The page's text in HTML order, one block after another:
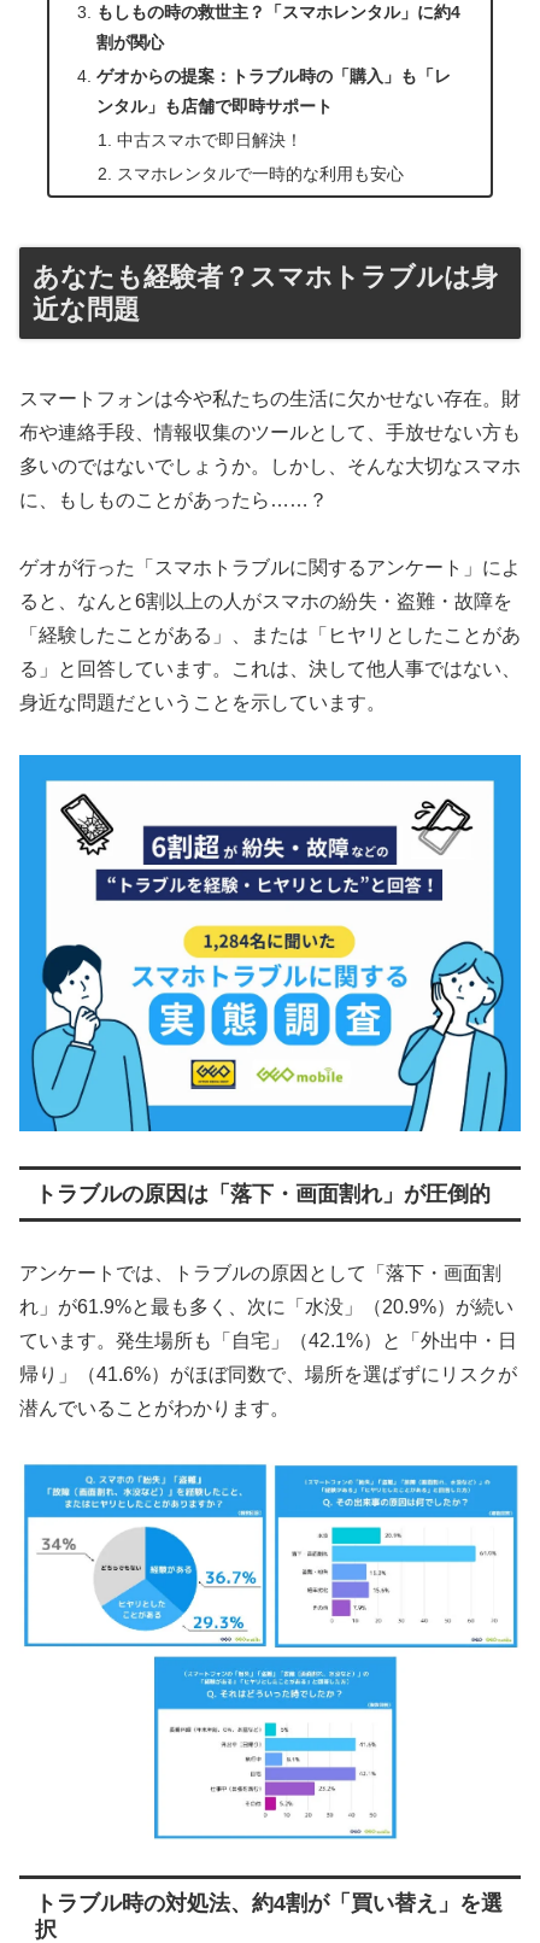
もしもの時の救世主？「スマホレンタル」に約4
割が関心
ゲオからの提案：トラブル時の「購入」も「レ
ンタル」も店舗で即時サポート
中古スマホで即日解決！
スマホレンタルで一時的な利用も安心
あなたも経験者？スマホトラブルは身
近な問題
スマートフォンは今や私たちの生活に欠かせない存在。財
布や連絡手段、情報収集のツールとして、手放せない方も
多いのではないでしょうか。しかし、そんな大切なスマホ
に、もしものことがあったら……？
ゲオが行った「スマホトラブルに関するアンケート」によ
ると、なんと6割以上の人がスマホの紛失・盗難・故障を
「経験したことがある」、または「ヒヤリとしたことがあ
る」と回答しています。これは、決して他人事ではない、
身近な問題だということを示しています。
トラブルの原因は「落下・画面割れ」が圧倒的
アンケートでは、トラブルの原因として「落下・画面割
れ」が61.9%と最も多く、次に「水没」（20.9%）が続い
ています。発生場所も「自宅」（42.1%）と「外出中・日
帰り」（41.6%）がほぼ同数で、場所を選ばずにリスクが
潜んでいることがわかります。
トラブル時の対処法、約4割が「買い替え」を選
択